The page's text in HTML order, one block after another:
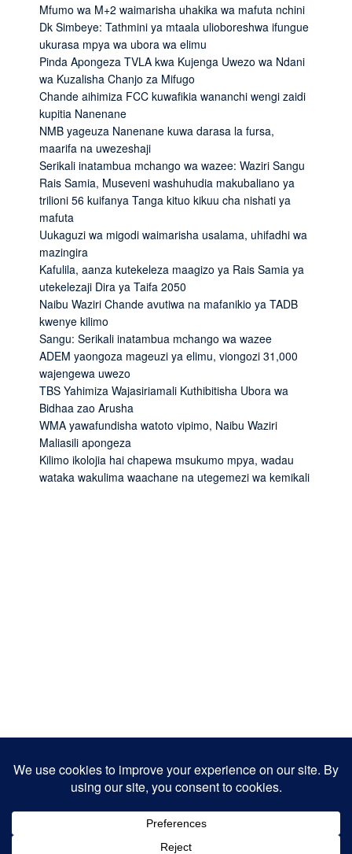
Mfumo wa M+2 waimarisha uhakika wa mafuta nchini
Dk Simbeye: Tathmini ya mtaala ulioboreshwa ifungue
ukurasa mpya wa ubora wa elimu
Pinda Apongeza TVLA kwa Kujenga Uwezo wa Ndani
wa Kuzalisha Chanjo za Mifugo
Chande aihimiza FCC kuwafikia wananchi wengi zaidi
kupitia Nanenane
NMB yageuza Nanenane kuwa darasa la fursa,
maarifa na uwezeshaji
Serikali inatambua mchango wa wazee: Waziri Sangu
Rais Samia, Museveni washuhudia makubaliano ya
trilioni 56 kuifanya Tanga kituo kikuu cha nishati ya
mafuta
Uukaguzi wa migodi waimarisha usalama, uhifadhi wa
mazingira
Kafulila, aanza kutekeleza maagizo ya Rais Samia ya
utekelezaji Dira ya Taifa 2050
Naibu Waziri Chande avutiwa na mafanikio ya TADB
kwenye kilimo
Sangu: Serikali inatambua mchango wa wazee
ADEM yaongoza mageuzi ya elimu, viongozi 31,000
wajengewa uwezo
TBS Yahimiza Wajasiriamali Kuthibitisha Ubora wa
Bidhaa zao Arusha
WMA yawafundisha watoto vipimo, Naibu Waziri
Maliasili apongeza
Kilimo ikolojia hai chapewa msukumo mpya, wadau
wataka wakulima waachane na utegemezi wa kemikali